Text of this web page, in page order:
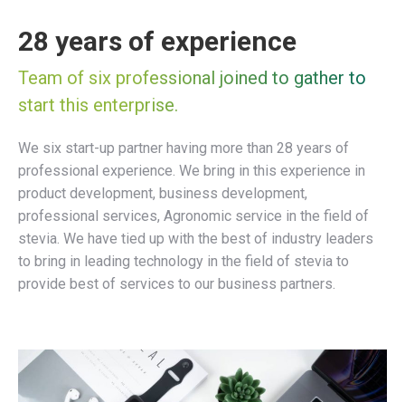
28 years of experience
Team of six professional joined to gather to
start this enterprise.
We six start-up partner having more than 28 years of
professional experience. We bring in this experience in
product development, business development,
professional services, Agronomic service in the field of
stevia. We have tied up with the best of industry leaders
to bring in leading technology in the field of stevia to
provide best of services to our business partners.